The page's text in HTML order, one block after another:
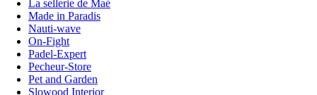
La sellerie de Maé
Made in Paradis
Nauti-wave
On-Fight
Padel-Expert
Pecheur-Store
Pet and Garden
Slowood Interior